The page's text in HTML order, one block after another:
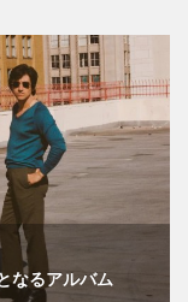
なるアルバム